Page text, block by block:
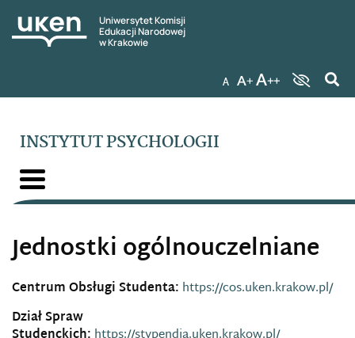
Uniwersytet Komisji
Edukacji Narodowej
w Krakowie
INSTYTUT PSYCHOLOGII
Jednostki ogólnouczelniane
Centrum Obsługi Studenta: https://cos.uken.krakow.pl/
Dział Spraw